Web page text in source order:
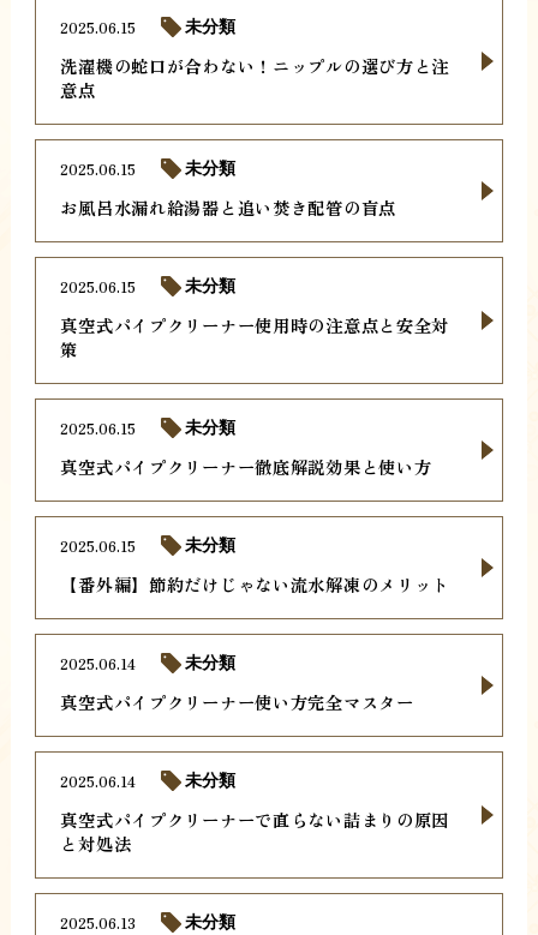
洗濯機の蛇口が合わない！ニップルの選び方と注
意点
2025.06.15 未分類
お風呂水漏れ給湯器と追い焚き配管の盲点
2025.06.15 未分類
真空式パイプクリーナー使用時の注意点と安全対
策
2025.06.15 未分類
真空式パイプクリーナー徹底解説効果と使い方
2025.06.15 未分類
【番外編】節約だけじゃない流水解凍のメリット
2025.06.15 未分類
真空式パイプクリーナー使い方完全マスター
2025.06.14 未分類
真空式パイプクリーナーで直らない詰まりの原因
と対処法
2025.06.14 未分類
2025.06.13 未分類